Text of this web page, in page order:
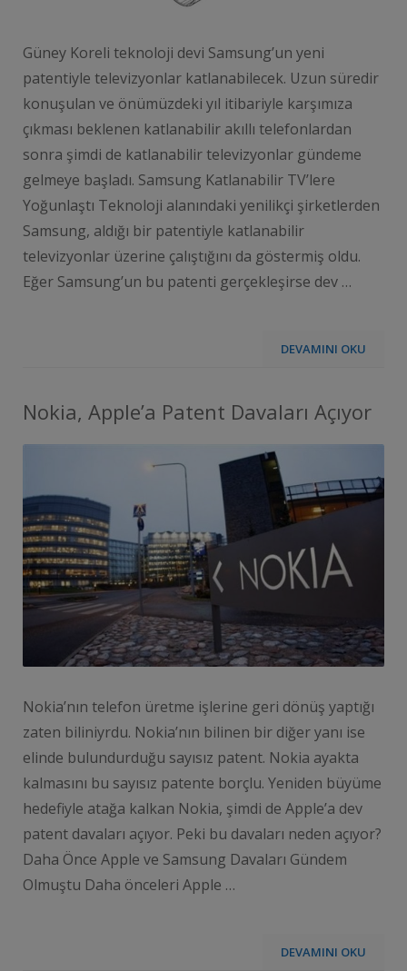
Güney Koreli teknoloji devi Samsung’un yeni
patentiyle televizyonlar katlanabilecek. Uzun süredir
konuşulan ve önümüzdeki yıl itibariyle karşımıza
çıkması beklenen katlanabilir akıllı telefonlardan
sonra şimdi de katlanabilir televizyonlar gündeme
gelmeye başladı. Samsung Katlanabilir TV’lere
Yoğunlaştı Teknoloji alanındaki yenilikçi şirketlerden
Samsung, aldığı bir patentiyle katlanabilir
televizyonlar üzerine çalıştığını da göstermiş oldu.
Eğer Samsung’un bu patenti gerçekleşirse dev …
DEVAMINI OKU
Nokia, Apple’a Patent Davaları Açıyor
Nokia’nın telefon üretme işlerine geri dönüş yaptığı
zaten biliniyrdu. Nokia’nın bilinen bir diğer yanı ise
elinde bulundurduğu sayısız patent. Nokia ayakta
kalmasını bu sayısız patente borçlu. Yeniden büyüme
hedefiyle atağa kalkan Nokia, şimdi de Apple’a dev
patent davaları açıyor. Peki bu davaları neden açıyor?
Daha Önce Apple ve Samsung Davaları Gündem
Olmuştu Daha önceleri Apple …
DEVAMINI OKU